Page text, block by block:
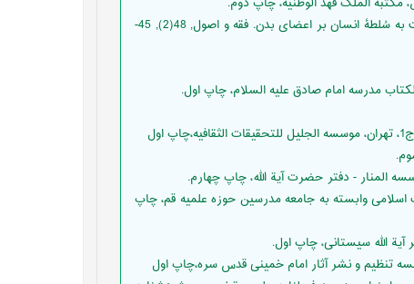
درگاهی, مهدی. (1395). واکاوی محدوده و قلمرو «قاعده سلطنت» نسبت به سُلطۀ انسان بر اعضای بدن. فقه و اصول, 48(2), 45-
الأحكام، ج 1، قم، دفتر انتشارات اسلامى وابسته به جامعه مدرسين حوزه علميه قم، چاپ
تنظیم و نشر آثار امام خمینی قدس سره،چاپ اول